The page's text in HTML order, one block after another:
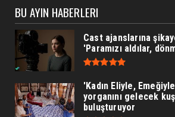
BU AYIN HABERLERI
Cast ajanslarına
'Paramızı aldılar,
'Kadın Eliyle,
yorganını gelecek
buluşturuyor